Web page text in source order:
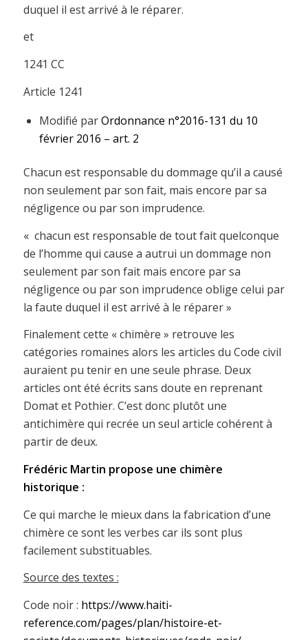
duquel il est arrivé à le réparer.
et
1241 CC
Article 1241
Modifié parOrdonnance n°2016-131 du 10
février 2016 – art. 2
Chacun est responsable du dommage qu’il a causé
non seulement par son fait, mais encore par sa
négligence ou par son imprudence.
« chacun est responsable de tout fait quelconque
de l’homme qui cause a autrui un dommage non
seulement par son fait mais encore par sa
négligence ou par son imprudence oblige celui par
la faute duquel il est arrivé à le réparer »
Finalement cette « chimère » retrouve les
catégories romaines alors les articles du Code civil
auraient pu tenir en une seule phrase. Deux
articles ont été écrits sans doute en reprenant
Domat et Pothier. C’est donc plutôt une
antichimère qui recrée un seul article cohérent à
partir de deux.
Frédéric Martin propose une chimère
historique :
Ce qui marche le mieux dans la fabrication d’une
chimère ce sont les verbes car ils sont plus
facilement substituables.
Source des textes :
Code noir : https://www.haiti-
reference.com/pages/plan/histoire-et-